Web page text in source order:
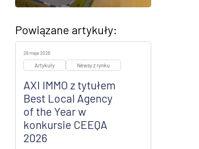
Powiązane artykuły:
29 maja 2026
Artykuły Newsy z rynku
AXI IMMO z tytułem
Best Local Agency
of the Year w
konkursie CEEQA
2026